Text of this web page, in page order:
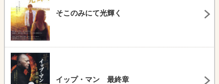
そこのみにて光輝く
イップ・マン 最終章